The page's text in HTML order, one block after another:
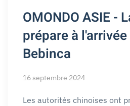
OMONDO ASIE -
prépare à
Bebinca
16 septembre 2024
Les autorités chinoises ont